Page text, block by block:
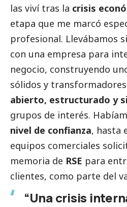
las viví tras la crisis
etapa que me marcó
profesional. Llevábamos
con una empresa para
negocio, construyendo
sólidos y
abierto, estructurado y
grupos de interés.
nivel de confianza, hasta
equipos comerciales
memoria de RSE para
clientes, como parte del
“Una crisis